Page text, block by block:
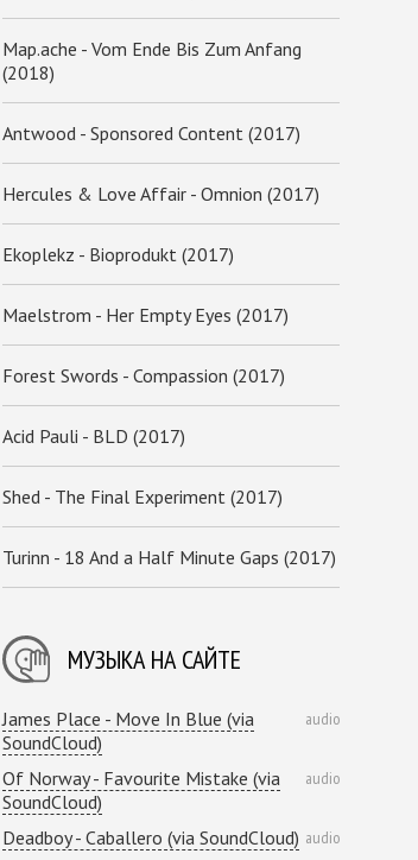
Map.ache - Vom Ende Bis Zum Anfang
(2018)
Antwood - Sponsored Content (2017)
Hercules & Love Affair - Omnion (2017)
Ekoplekz - Bioprodukt (2017)
Maelstrom - Her Empty Eyes (2017)
Forest Swords - Compassion (2017)
Acid Pauli - BLD (2017)
Shed - The Final Experiment (2017)
Turinn - 18 And a Half Minute Gaps (2017)
МУЗЫКА НА САЙТЕ
James Place - Move In Blue (via
SoundCloud)
audio
Of Norway - Favourite Mistake (via
SoundCloud)
audio
Deadboy - Caballero (via SoundCloud) audio